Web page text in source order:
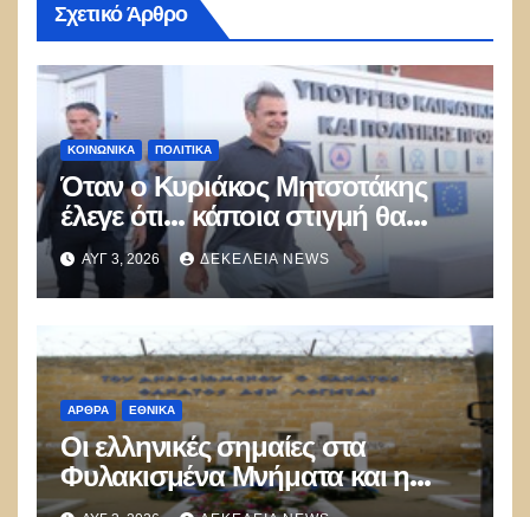
Σχετικό Άρθρο
ΚΟΙΝΩΝΙΚΑ ΠΟΛΙΤΙΚΑ
Όταν ο Κυριάκος Μητσοτάκης
έλεγε ότι… κάποια στιγμή θα
καούν τα δάση
ΑΥΓ 3, 2026 ΔΕΚΈΛΕΙΑ NEWS
ΑΡΘΡΑ ΕΘΝΙΚΑ
Οι ελληνικές σημαίες στα
Φυλακισμένα Μνήματα και η
λήθη των δικών μας παιδιών